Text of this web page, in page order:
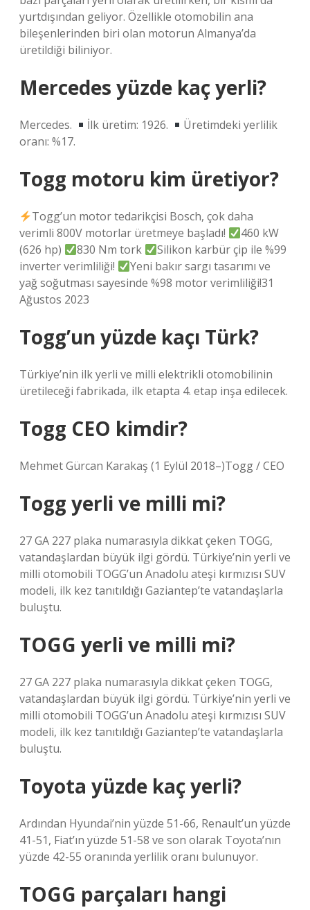
yurtdışından geliyor. Özellikle otomobilin ana
bileşenlerinden biri olan motorun Almanya’da
üretildiği biliniyor.
Mercedes yüzde kaç yerli?
Mercedes. İlk üretim: 1926.
Üretimdeki yerlilik
oranı: %17.
Togg motoru kim üretiyor?
Togg’un motor tedarikçisi Bosch, çok daha
verimli 800V motorlar üretmeye başladı!
460 kW
(626 hp)
830 Nm tork
Silikon karbür çip ile %99
inverter verimliliği!
Yeni bakır sargı tasarımı ve
yağ soğutması sayesinde %98 motor verimliliği!31
Ağustos 2023
Togg’un yüzde kaçı Türk?
Türkiye’nin ilk yerli ve milli elektrikli otomobilinin
üretileceği fabrikada, ilk etapta 4. etap inşa edilecek.
Togg CEO kimdir?
Mehmet Gürcan Karakaş (1 Eylül 2018–)Togg / CEO
Togg yerli ve milli mi?
27 GA 227 plaka numarasıyla dikkat çeken TOGG,
vatandaşlardan büyük ilgi gördü. Türkiye’nin yerli ve
milli otomobili TOGG’un Anadolu ateşi kırmızısı SUV
modeli, ilk kez tanıtıldığı Gaziantep’te vatandaşlarla
buluştu.
TOGG yerli ve milli mi?
27 GA 227 plaka numarasıyla dikkat çeken TOGG,
vatandaşlardan büyük ilgi gördü. Türkiye’nin yerli ve
milli otomobili TOGG’un Anadolu ateşi kırmızısı SUV
modeli, ilk kez tanıtıldığı Gaziantep’te vatandaşlarla
buluştu.
Toyota yüzde kaç yerli?
Ardından Hyundai’nin yüzde 51-66, Renault’un yüzde
41-51, Fiat’ın yüzde 51-58 ve son olarak Toyota’nın
yüzde 42-55 oranında yerlilik oranı bulunuyor.
TOGG parçaları hangi